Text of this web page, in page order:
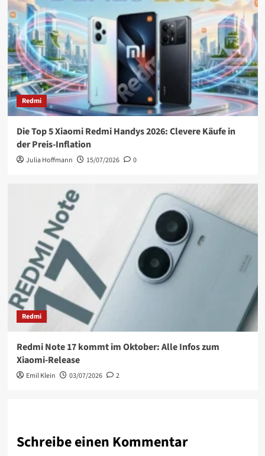
Redmi
Die Top 5 Xiaomi Redmi Handys 2026: Clevere Käufe in
der Preis-Inflation
Julia Hoffmann 15/07/2026 0
Redmi
Redmi Note 17 kommt im Oktober: Alle Infos zum
Xiaomi-Release
Emil Klein 03/07/2026 2
Schreibe einen Kommentar